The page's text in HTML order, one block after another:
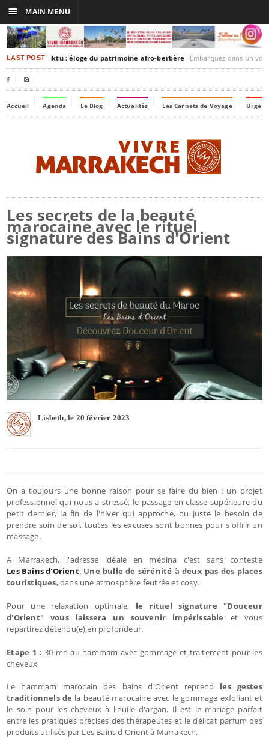
LAST POSTTimbuktu : éloge du patrimoine afro-berbère Embarquez dans un voyage culturel dans le
 
Accueil Agenda Le Blog Actualités Les Carnets de Voyage
Les secrets de la beauté
marocaine avec le rituel
signature des Bains d'Orient
Lisbeth, le 20 février 2023
On a toujours une bonne raison pour se faire du bien : un projet
professionnel qui nous a stressé, le passage en classe supérieure du
petit dernier, la fin de l'hiver qui approche, ou juste le besoin de
prendre soin de soi, toutes les excuses sont bonnes pour s'offrir un
massage.
A Marrakech, l'adresse idéale en médina c'est sans conteste
Les Bains d'Orient. Une bulle de sérénité à deux pas des places
touristiques, dans une atmosphère feutrée et cosy.
Pour une relaxation optimale, le rituel signature "Douceur
d'Orient" vous laissera un souvenir impérissable et vous
repartirez détendu(e) en profondeur.
Etape 1 : 30 mn au hammam avec gommage et traitement pour les
cheveux
Le hammam marocain des bains d'Orient reprend les gestes
traditionnels de la beauté marocaine avec le gommage exfoliant et
le soin pour les cheveux à l'huile d'argan. Il est le mariage parfait
entre les pratiques précises des thérapeutes et le délicat parfum des
produits utilisés par Les Bains d'Orient à Marrakech.
☰ MAIN MENU